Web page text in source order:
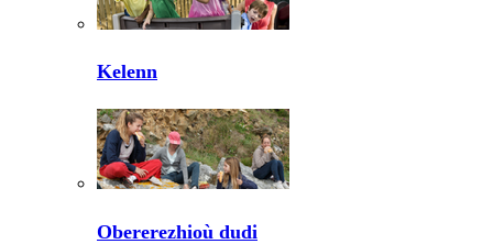
Kelenn
Obererezhioù dudi